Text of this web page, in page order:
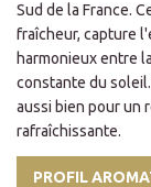
Sud de la France.
fraîcheur, capture
harmonieux entre
constante du
aussi bien pour un
rafraîchissante.
PROFIL